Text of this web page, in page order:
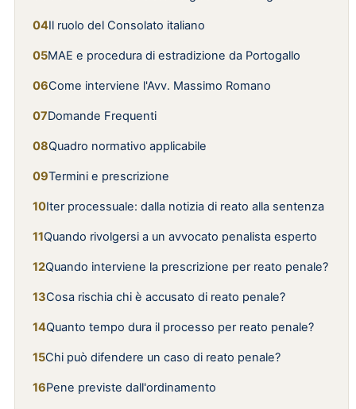
Il ruolo del Consolato italiano
MAE e procedura di estradizione da Portogallo
Come interviene l'Avv. Massimo Romano
Domande Frequenti
Quadro normativo applicabile
Termini e prescrizione
Iter processuale: dalla notizia di reato alla sentenza
Quando rivolgersi a un avvocato penalista esperto
Quando interviene la prescrizione per reato penale?
Cosa rischia chi è accusato di reato penale?
Quanto tempo dura il processo per reato penale?
Chi può difendere un caso di reato penale?
Pene previste dall'ordinamento